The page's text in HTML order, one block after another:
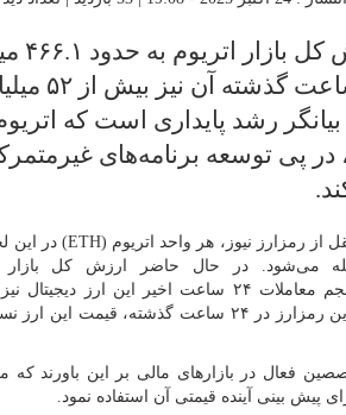
در
حجم معاملات
رشد پایداری است که
پی توسعه برنامه‌های
معامله می‌شود. در حال حاضر ارزش کل
فعال در بازار‌های مالی بر این باورند
پیش بینی آینده قیمتی آن استفاده نمود.